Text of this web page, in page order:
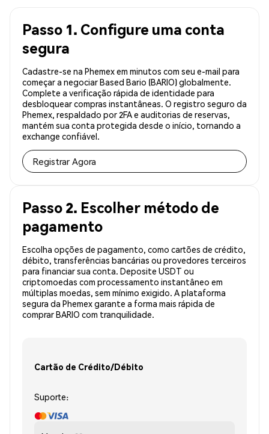
Passo 1. Configure uma conta
segura
Cadastre-se na Phemex em minutos com seu e-mail para
começar a negociar Based Bario (BARIO) globalmente.
Complete a verificação rápida de identidade para
desbloquear compras instantâneas. O registro seguro da
Phemex, respaldado por 2FA e auditorias de reservas,
mantém sua conta protegida desde o início, tornando a
exchange confiável.
Registrar Agora
Passo 2. Escolher método de
pagamento
Escolha opções de pagamento, como cartões de crédito,
débito, transferências bancárias ou provedores terceiros
para financiar sua conta. Deposite USDT ou
criptomoedas com processamento instantâneo em
múltiplas moedas, sem mínimo exigido. A plataforma
segura da Phemex garante a forma mais rápida de
comprar BARIO com tranquilidade.
Cartão de Crédito/Débito
Suporte: